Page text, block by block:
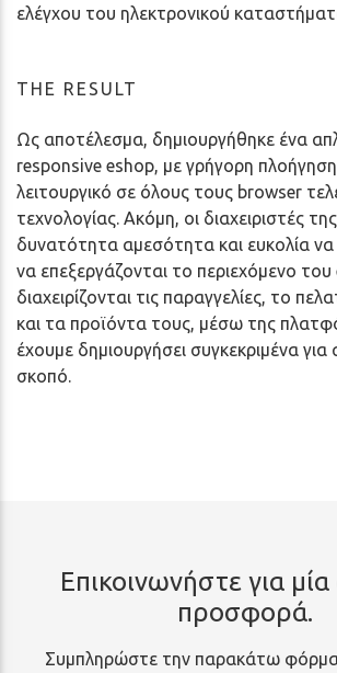
ελέγχου του ηλεκτρονικού
THE RESULT
Ως αποτέλεσμα, δημιουργήθηκε ένα
responsive eshop, με γρήγορη
λειτουργικό σε όλους τους browser
τεχνολογίας. Ακόμη, οι διαχειριστές
δυνατότητα αμεσότητα και ευκολία
να επεξεργάζονται το περιεχόμενο
διαχειρίζονται τις παραγγελίες, το
και τα προϊόντα τους, μέσω της
έχουμε δημιουργήσει συγκεκριμένα
σκοπό.
Επικοινωνήστε για
προσφορά.
Συμπληρώστε την παρακάτω φόρμα